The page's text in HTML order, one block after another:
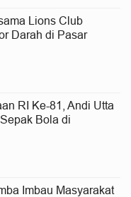
Lions Club
Darah di Pasar
RI Ke-81, Andi Utta
Bola di
Imbau Masyarakat